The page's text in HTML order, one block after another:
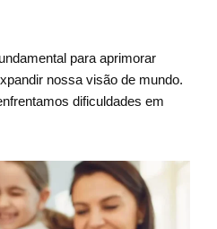
para aprimorar
nossa visão de mundo.
dificuldades em